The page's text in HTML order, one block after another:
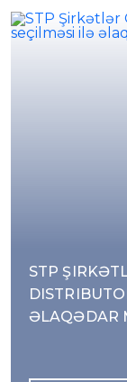
STP
ƏLAQƏDAR